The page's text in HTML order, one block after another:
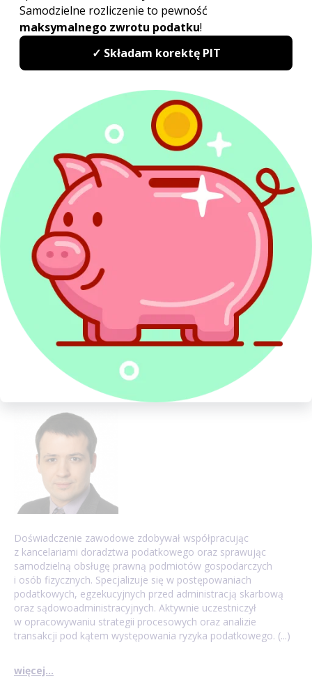
składane za dany miesiąc – jednakże są one rozliczane
na odrębnym druku PCC-4 – oraz sytuacja, w której
podatek ten jest pobierany przez płatnika.
Płatnikami podatku od czynności
PCC-3, PCC-3/A po terminie
Niezłożenie deklaracji PCC-3 bądź PCC-3/A w terminie
14 dni naraża nas na odpowiedzialność karno-
skarbową, gdyż niedopełnienie tego typu obowiązków
stanowi wykroczenie skarbowe, które jest zagrożone
karą grzywny ściśle powiązaną z kwotą minimalnego
wynagrodzenia za pracę. Kara grzywny może być
bowiem wymierzona w wysokości od 1/10 do
dwudziestokrotności płacy minimalnej.
O Autorze:
Specjalista ds. postępowań sądowo-administracyjnych
mateusz.musial@pitax.pl
Doświadczenie zawodowe zdobywał współpracując
z kancelariami doradztwa podatkowego oraz sprawując
samodzielną obsługę prawną podmiotów gospodarczych
i osób fizycznych. Specjalizuje się w postępowaniach
podatkowych, egzekucyjnych przed administracją skarbową
oraz sądowoadministracyjnych. Aktywnie uczestniczył
w opracowywaniu strategii procesowych oraz analizie
transakcji pod kątem występowania ryzyka podatkowego. (...)
więcej...